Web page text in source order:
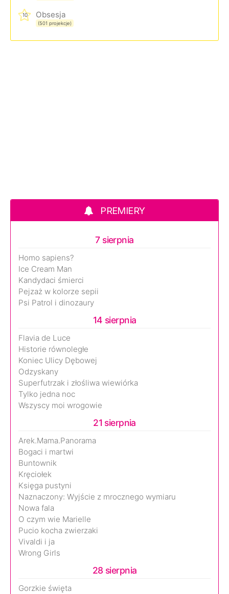
10 Obsesja
(501 projekcje)
PREMIERY
7 sierpnia
Homo sapiens?
Ice Cream Man
Kandydaci śmierci
Pejzaż w kolorze sepii
Psi Patrol i dinozaury
14 sierpnia
Flavia de Luce
Historie równoległe
Koniec Ulicy Dębowej
Odzyskany
Superfutrzak i złośliwa wiewiórka
Tylko jedna noc
Wszyscy moi wrogowie
21 sierpnia
Arek.Mama.Panorama
Bogaci i martwi
Buntownik
Kręciołek
Księga pustyni
Naznaczony: Wyjście z mrocznego wymiaru
Nowa fala
O czym wie Marielle
Pucio kocha zwierzaki
Vivaldi i ja
Wrong Girls
28 sierpnia
Gorzkie święta